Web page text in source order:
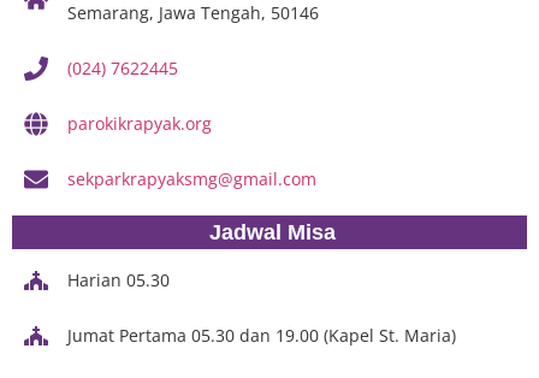
Semarang, Jawa Tengah, 50146
(024) 7622445
parokikrapyak.org
sekparkrapyaksmg@gmail.com
Jadwal Misa
Harian 05.30
Jumat Pertama 05.30 dan 19.00 (Kapel St. Maria)